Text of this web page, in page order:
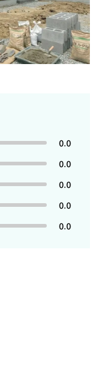
0.0
0.0
0.0
0.0
0.0